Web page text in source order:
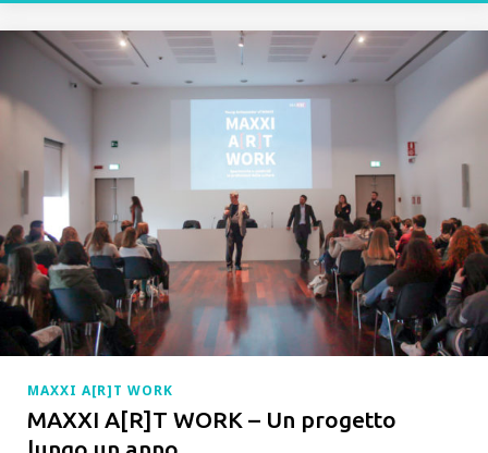
MAXXI A[R]T WORK
MAXXI A[R]T WORK – Un progetto